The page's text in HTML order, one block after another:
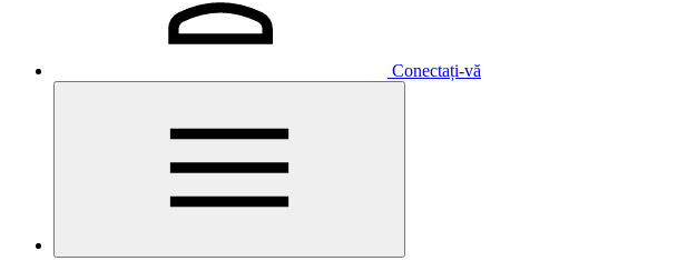
Conectați-vă